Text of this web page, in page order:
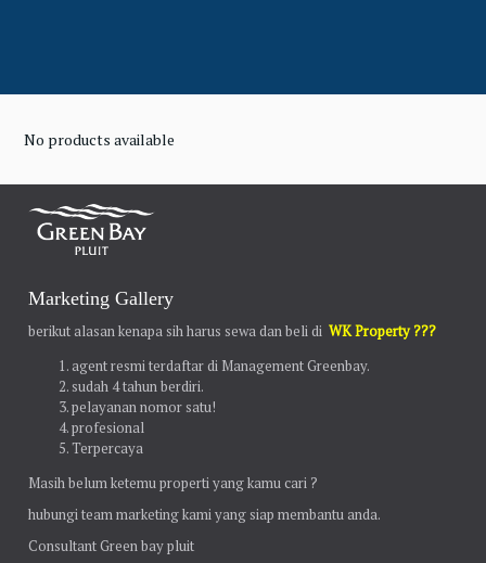
No products available
Marketing Gallery
berikut alasan kenapa sih harus sewa dan beli diWK Property ???
agent resmi terdaftar di Management Greenbay.
sudah 4 tahun berdiri.
pelayanan nomor satu!
profesional
Terpercaya
Masih belum ketemu properti yang kamu cari ?
hubungi team marketing kami yang siap membantu anda.
Consultant Green bay pluit